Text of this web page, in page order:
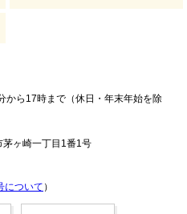
ら17時まで（休日・年末年始を除
ヶ崎一丁目1番1号
について ）